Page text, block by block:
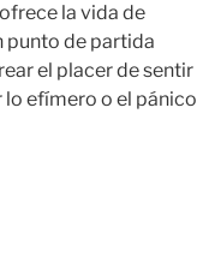
la vida de
punto de partida
el placer de sentir
efímero o el pánico